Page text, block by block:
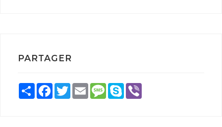
PARTAGER
ShareFacebook
TwitterEmailMessage
Skype